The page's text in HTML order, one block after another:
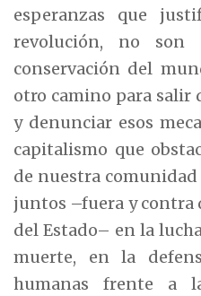
esperanzas que
revolución, no son
conservación del
otro camino para salir
y denunciar esos
capitalismo que
de nuestra
juntos –fuera y contra
del Estado– en la
muerte, en la
humanas frente a